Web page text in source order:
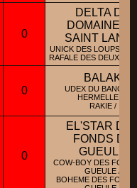
0
DELTA DU
DOMAINE
SAINT
UNICK DES LOUPS
RAFALE DES DEUX
0
BALAK
UDEX DU BANC
HERMELLES /
RAKIE /
0
EL'STAR
FONDS DE
GUEULE
COW-BOY DES
GUEULE /
BOHEME DES